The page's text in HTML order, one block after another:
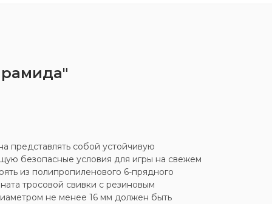
представлять собой устойчивую
безопасные условия для игры на свежем
из полипропиленового 6-прядного
тросовой свивки с резиновым
не менее 16 мм должен быть